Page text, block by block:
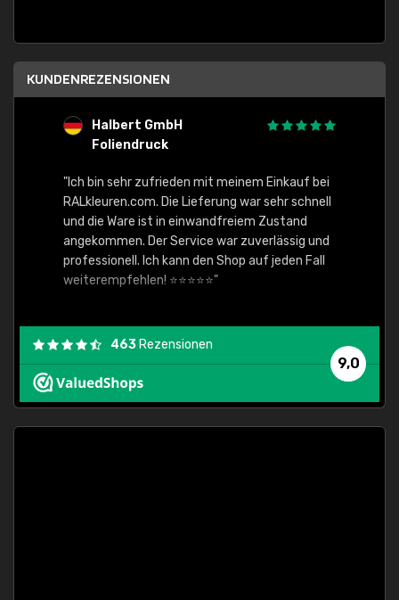
KUNDENREZENSIONEN
Halbert GmbH
Foliendruck
"Ich bin sehr zufrieden mit meinem Einkauf bei
RALkleuren.com. Die Lieferung war sehr schnell
und die Ware ist in einwandfreiem Zustand
angekommen. Der Service war zuverlässig und
professionell. Ich kann den Shop auf jeden Fall
weiterempfehlen! ⭐⭐⭐⭐⭐"
9,0
463 Rezensionen